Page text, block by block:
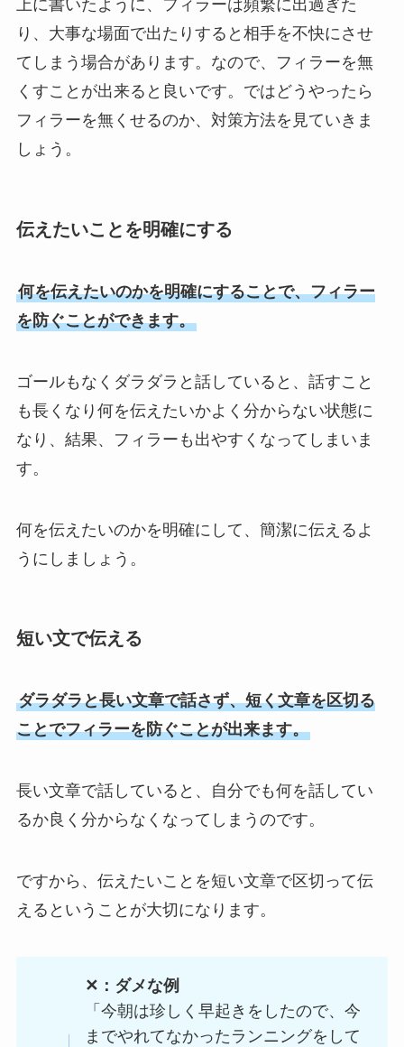
上に書いたように、フィラーは頻繁に出過ぎた
り、大事な場面で出たりすると相手を不快にさせ
てしまう場合があります。なので、フィラーを無
くすことが出来ると良いです。ではどうやったら
フィラーを無くせるのか、対策方法を見ていきま
しょう。
伝えたいことを明確にする
何を伝えたいのかを明確にすることで、フィラー
を防ぐことができます。
ゴールもなくダラダラと話していると、話すこと
も長くなり何を伝えたいかよく分からない状態に
なり、結果、フィラーも出やすくなってしまいま
す。
何を伝えたいのかを明確にして、簡潔に伝えるよ
うにしましょう。
短い文で伝える
ダラダラと長い文章で話さず、短く文章を区切る
ことでフィラーを防ぐことが出来ます。
長い文章で話していると、自分でも何を話してい
るか良く分からなくなってしまうのです。
ですから、伝えたいことを短い文章で区切って伝
えるということが大切になります。
✕：ダメな例
「今朝は珍しく早起きをしたので、今
までやれてなかったランニングをして